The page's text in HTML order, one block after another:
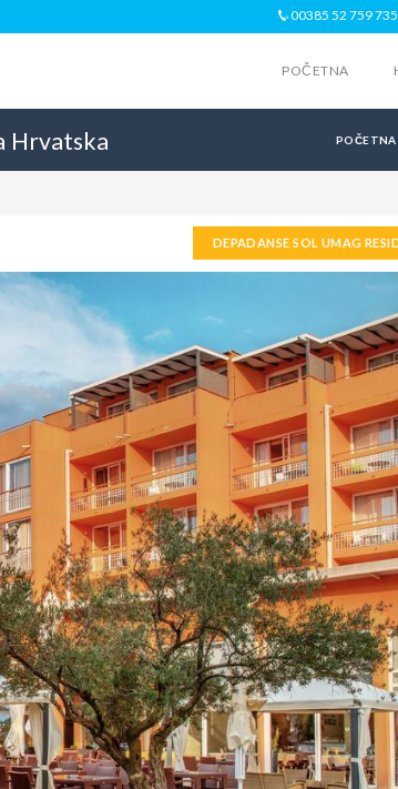
00385 52 759 735
POČETNA
Hrvatska
DEPADANSE SOL UMAG